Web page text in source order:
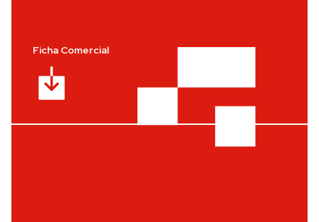
Ficha Comercial